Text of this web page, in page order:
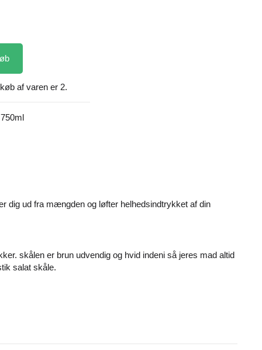
af varen er 2.
750ml
dig ud fra mængden og løfter helhedsindtrykket af din
skålen er brun udvendig og hvid indeni så jeres mad altid
salat skåle.